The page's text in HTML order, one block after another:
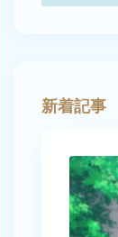
新着記事